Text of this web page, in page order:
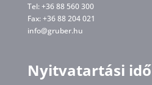
Tel: +36 88 560 300
Fax: +36 88 204 021
info@gruber.hu
Nyitvatartási idő